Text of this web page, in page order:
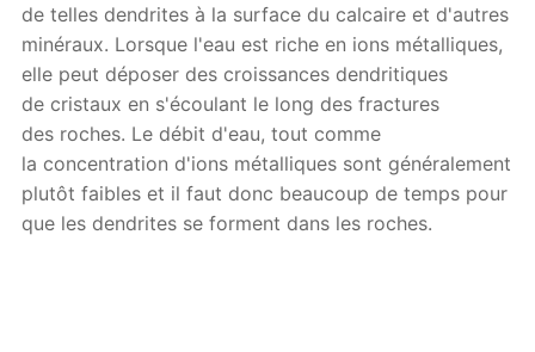
de telles dendrites à la surface du calcaire et d'autres
minéraux. Lorsque l'eau est riche en ions métalliques,
elle peut déposer des croissances dendritiques
de cristaux en s'écoulant le long des fractures
des roches. Le débit d'eau, tout comme
la concentration d'ions métalliques sont généralement
plutôt faibles et il faut donc beaucoup de temps pour
que les dendrites se forment dans les roches.